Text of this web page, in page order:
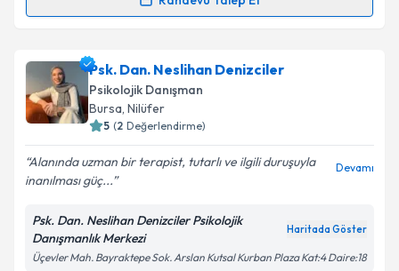
Randevu Takvimi Talebi
Dr. Müberra Yenişariçin randevu takvimi talebi
oluşturun. Size bu uzmandan randevu almanız için bir
takvim hazırlandığında e-posta ile bilgilendireceğiz.
Kişisel verilerimin işlenmesine ilişkin
Aydınlatma
Metni'ni okudum ve kişisel verilerimin belirtilen
kapsamda işlenmesini kabul ediyorum.
Psk. Dan. Neslihan Denizciler
Psikolojik Danışman
Bursa, Nilüfer
5 (2 Değerlendirme)
Alanında uzman bir terapist, tutarlı ve ilgili duruşuyla
inanılması güç...
Devamı
Psk. Dan. Neslihan Denizciler Psikolojik
Danışmanlık Merkezi
Haritada Göster
Üçevler Mah. Bayraktepe Sok. Arslan Kutsal Kurban Plaza Kat:4 Daire:18